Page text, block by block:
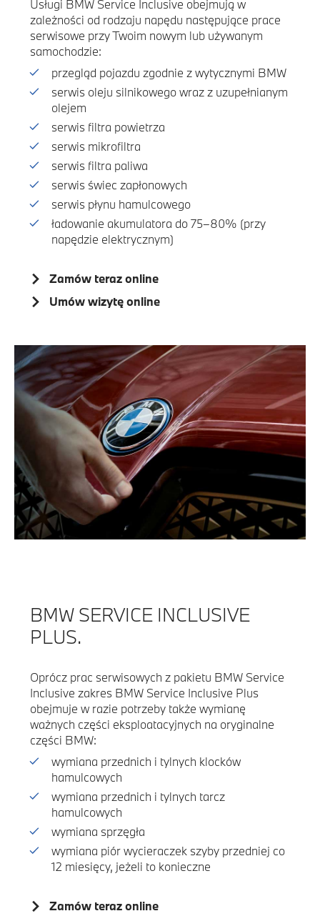
Usługi BMW Service Inclusive obejmują w
zależności od rodzaju napędu następujące prace
serwisowe przy Twoim nowym lub używanym
samochodzie:
przegląd pojazdu zgodnie z wytycznymi BMW
serwis oleju silnikowego wraz z uzupełnianym
olejem
serwis filtra powietrza
serwis mikrofiltra
serwis filtra paliwa
serwis świec zapłonowych
serwis płynu hamulcowego
ładowanie akumulatora do 75–80% (przy
napędzie elektrycznym)
Zamów teraz online
Umów wizytę online
BMW SERVICE INCLUSIVE
PLUS.
Oprócz prac serwisowych z pakietu BMW Service
Inclusive zakres BMW Service Inclusive Plus
obejmuje w razie potrzeby także wymianę
ważnych części eksploatacyjnych na oryginalne
części BMW:
wymiana przednich i tylnych klocków
hamulcowych
wymiana przednich i tylnych tarcz
hamulcowych
wymiana sprzęgła
wymiana piór wycieraczek szyby przedniej co
12 miesięcy, jeżeli to konieczne
Zamów teraz online